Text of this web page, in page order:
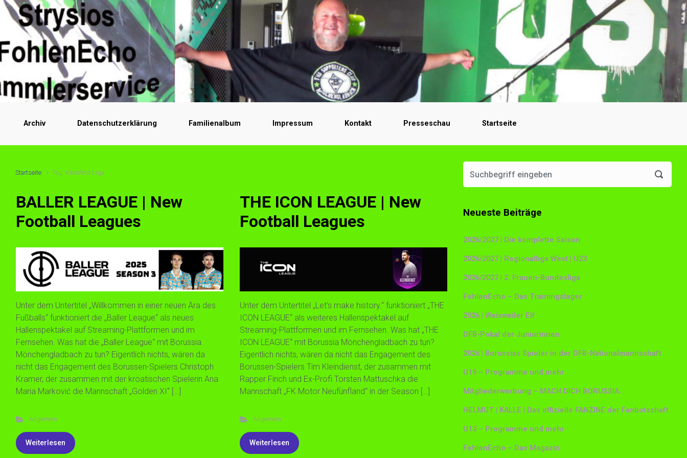
Zum Hauptinhalt springen
Archiv Datenschutzerklärung Familienalbum Impressum Kontakt Presseschau Startseite
Startseite Tag: Kleinfeld-Liga
BALLER LEAGUE | New
Football Leagues
Unter dem Untertitel „Willkommen in einer neuen Ära des
Fußballs“ funktioniert die „Baller League“ als neues
Hallenspektakel auf Streaming-Plattformen und im
Fernsehen. Was hat die „Baller League“ mit Borussia
Mönchengladbach zu tun? Eigentlich nichts, wären da
nicht das Engagement des Borussen-Spielers Christoph
Kramer, der zusammen mit der kroatischen Spielerin Ana
Maria Marković die Mannschaft „Golden XI“ […]
Allgemein
Weiterlesen
THE ICON LEAGUE | New
Football Leagues
Unter dem Untertitel „Let’s make history.“ funktioniert „THE
ICON LEAGUE“ als weiteres Hallenspektakel auf
Streaming-Plattformen und im Fernsehen. Was hat „THE
ICON LEAGUE“ mit Borussia Mönchengladbach zu tun?
Eigentlich nichts, wären da nicht das Engagement des
Borussen-Spielers Tim Kleindienst, der zusammen mit
Rapper Finch und Ex-Profi Torsten Mattuschka die
Mannschaft „FK Motor Neufünfland“ in der Season […]
Allgemein
Weiterlesen
Neueste Beiträge
2026/2027 | Die komplette Saison
2026/2027 | Regionalliga West | U23
2026/2027 | 2. Frauen-Bundesliga
FohlenEcho – Das Trainingslager
2026 | Weisweiler Elf
DFB-Pokal der Juniorinnen
2026 | Borussias Spieler in der DFB-Nationalmannschaft
U19 – Programme und mehr
Mitgliederwerbung – MACH DICH BORUSSIA.
HELMUT | KALLE | Das offizielle FANZINE der Fanbotschaft
U13 – Programme und mehr
FohlenEcho – Das Magazin